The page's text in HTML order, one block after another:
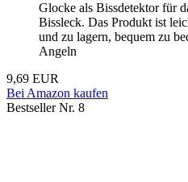
Glocke als Bissdetektor für
Bissleck. Das Produkt ist
und zu lagern, bequem zu
Angeln
9,69 EUR
Bei Amazon kaufen
Bestseller Nr. 8